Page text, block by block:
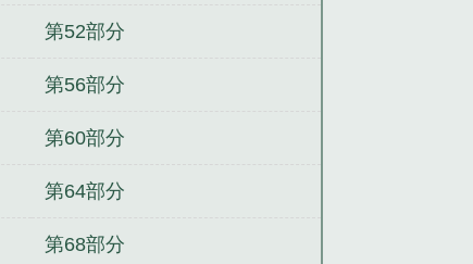
第52部分
第56部分
第60部分
第64部分
第68部分